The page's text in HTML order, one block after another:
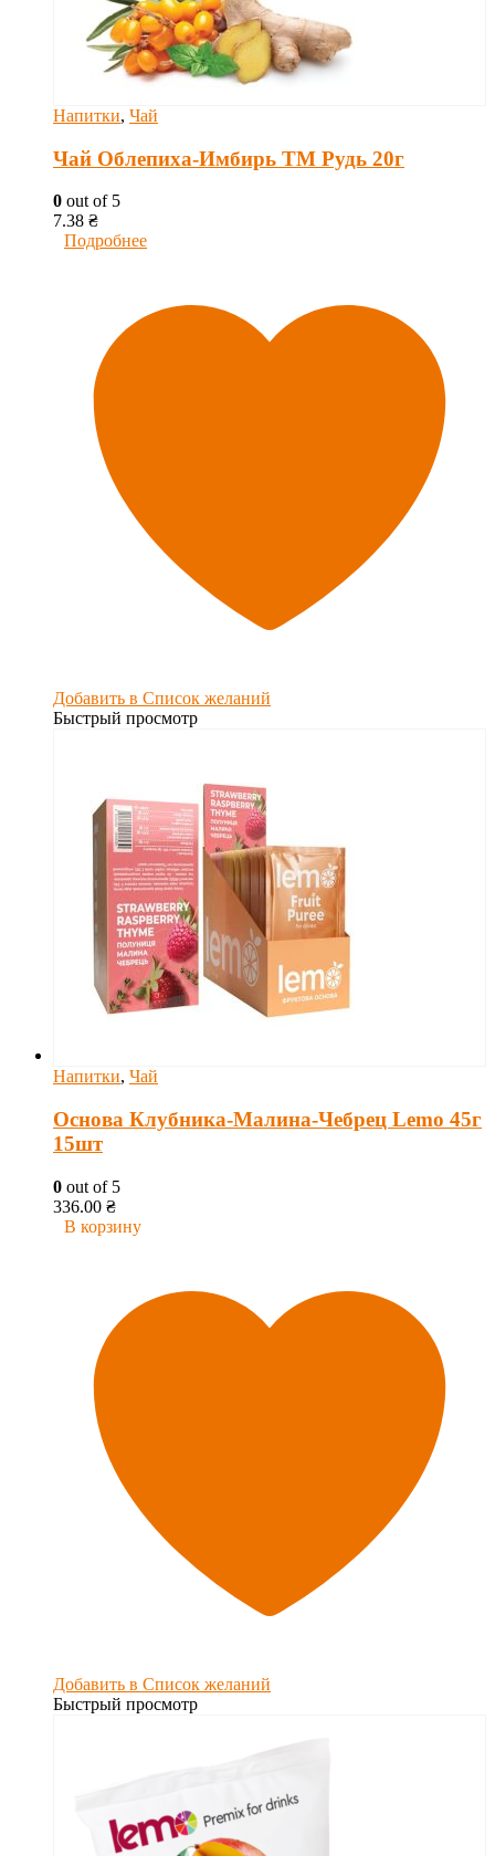
Напитки, Чай
Чай Облепиха-Имбирь ТМ Рудь 20г
0 out of 5
7.38 ₴
Подробнее
Добавить в Список желаний
Быстрый просмотр
Напитки, Чай
Основа Клубника-Малина-Чебрец Lemo 45г
15шт
0 out of 5
336.00 ₴
В корзину
Добавить в Список желаний
Быстрый просмотр